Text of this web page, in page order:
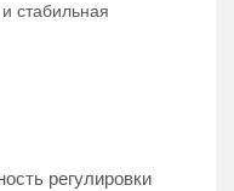
стабильная
регулировки